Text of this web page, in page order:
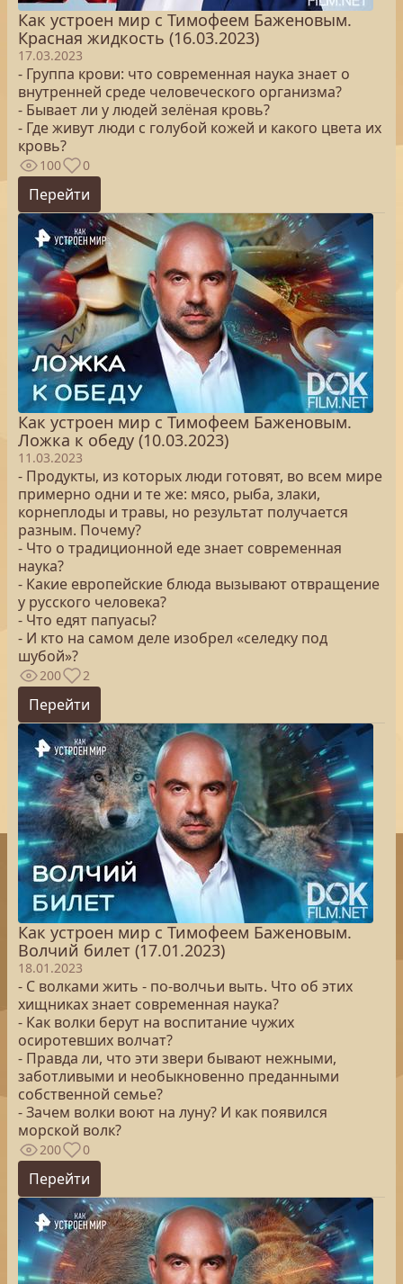
Как устроен мир с Тимофеем Баженовым.
Красная жидкость (16.03.2023)
17.03.2023
- Группа крови: что современная наука знает о
внутренней среде человеческого организма?
- Бывает ли у людей зелёная кровь?
- Где живут люди с голубой кожей и какого цвета их
кровь?
100 0
Перейти
Как устроен мир с Тимофеем Баженовым.
Ложка к обеду (10.03.2023)
11.03.2023
- Продукты, из которых люди готовят, во всем мире
примерно одни и те же: мясо, рыба, злаки,
корнеплоды и травы, но результат получается
разным. Почему?
- Что о традиционной еде знает современная
наука?
- Какие европейские блюда вызывают отвращение
у русского человека?
- Что едят папуасы?
- И кто на самом деле изобрел «селедку под
шубой»?
200 2
Перейти
Как устроен мир с Тимофеем Баженовым.
Волчий билет (17.01.2023)
18.01.2023
- С волками жить - по-волчьи выть. Что об этих
хищниках знает современная наука?
- Как волки берут на воспитание чужих
осиротевших волчат?
- Правда ли, что эти звери бывают нежными,
заботливыми и необыкновенно преданными
собственной семье?
- Зачем волки воют на луну? И как появился
морской волк?
200 0
Перейти